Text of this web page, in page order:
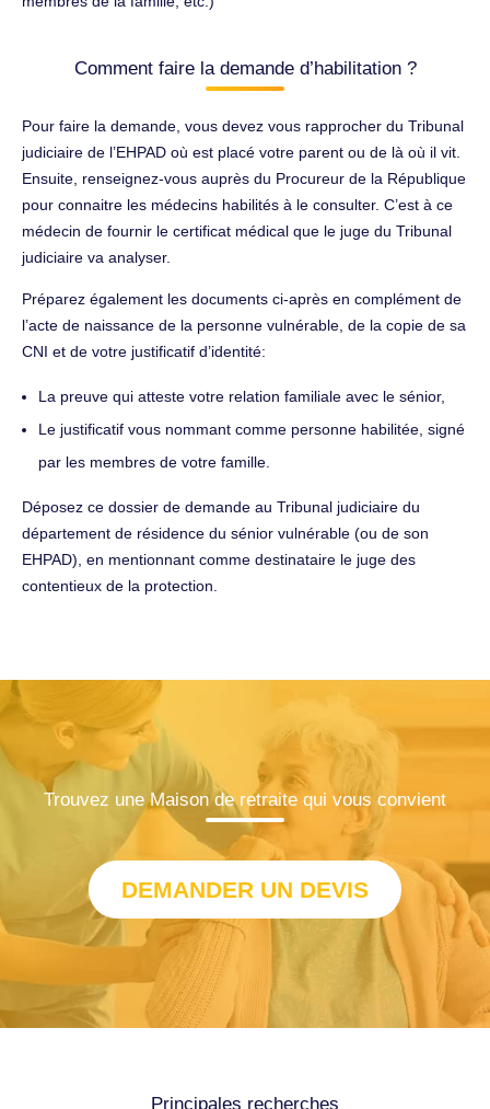
Comment faire la demande d’habilitation ?
Pour faire la demande, vous devez vous rapprocher du Tribunal
judiciaire de l’EHPAD où est placé votre parent ou de là où il vit.
Ensuite, renseignez-vous auprès du Procureur de la République
pour connaitre les médecins habilités à le consulter. C’est à ce
médecin de fournir le certificat médical que le juge du Tribunal
judiciaire va analyser.
Préparez également les documents ci-après en complément de
l’acte de naissance de la personne vulnérable, de la copie de sa
CNI et de votre justificatif d’identité:
La preuve qui atteste votre relation familiale avec le sénior,
Le justificatif vous nommant comme personne habilitée, signé
par les membres de votre famille.
Déposez ce dossier de demande au Tribunal judiciaire du
département de résidence du sénior vulnérable (ou de son
EHPAD), en mentionnant comme destinataire le juge des
contentieux de la protection.
Trouvez une Maison de retraite qui vous convient
DEMANDER UN DEVIS
Principales recherches